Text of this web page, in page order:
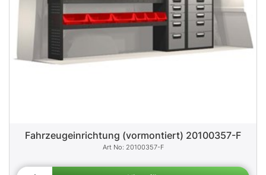
Fahrzeugeinrichtung (vormontiert) 20100357-F
20100357-F